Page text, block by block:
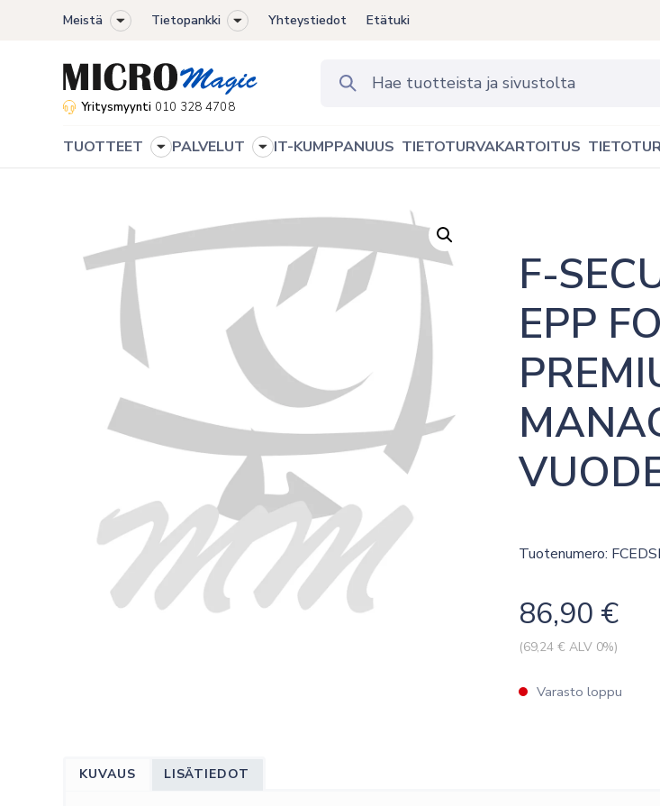
Meistä
Toggle
menu
Tietopankki
Toggle
menu
Yhteystiedot Etätuki
Yritysmyynti 010 328 4708
TUOTTEET
Toggle
PALVELUT
Toggle
IT-KUMPPANUUS TIETOTURVAKARTOITUS
F-
EPP
Tuotenumero:
86,90 €
(69,24 € ALV 0%)
Varasto loppu
KUVAUS LISÄTIEDOT